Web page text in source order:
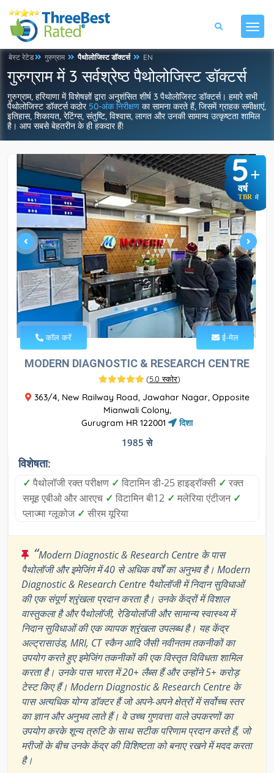
बेस्ट रेटेड गुरुग्राम पैथोलोजिस्ट डॉक्टर्स EN
गुरुग्राम में 3 सर्वश्रेष्ठ पैथोलोजिस्ट डॉक्टर्स
गुरुग्राम, हरियाणा में विशेषज्ञों द्वारा अनुशंसित शीर्ष 3 पैथोलोजिस्ट डॉक्टर्स। हमारे सभी
पैथोलोजिस्ट डॉक्टर्स कठोर 50-अंक निरीक्षण का सामना करते हैं, जिसमें ग्राहक समीक्षाएं,
इतिहास, शिकायत, रेटिंग्स, संतुष्टि, विश्वास, लागत और उनकी सामान्य उत्कृष्टता शामिल
है। आप सबसे बेहतरीन के ही हकदार हैं!
5+
वर्ष
TBR में
कॉल करें ई-मेल
MODERN DIAGNOSTIC & RESEARCH CENTRE
(5.0 स्कोर)
363/4, New Railway Road, Jawahar Nagar, Opposite
Mianwali Colony,
Gurugram HR 122001
दिशा
1985 से
विशेषता:
✓ पैथोलॉजी रक्त परीक्षण ✓ विटामिन डी-25 हाइड्रॉक्सी ✓ रक्त
समूह एबीओ और आरएच ✓ विटामिन बी12 ✓ मलेरिया एंटीजन ✓
प्लाज्मा ग्लूकोज ✓ सीरम यूरिया
“Modern Diagnostic & Research Centre के पास
पैथोलॉजी और इमेजिंग में 40 से अधिक वर्षों का अनुभव है। Modern
Diagnostic & Research Centre पैथोलॉजी में निदान सुविधाओं
की एक संपूर्ण श्रृंखला प्रदान करता है। उनके केंद्रों में विशाल
वास्तुकला है और पैथोलॉजी, रेडियोलॉजी और सामान्य स्वास्थ्य में
निदान सुविधाओं की एक व्यापक श्रृंखला उपलब्ध है। यह केंद्र
अल्ट्रासाउंड, MRI, CT स्कैन आदि जैसी नवीनतम तकनीकों का
उपयोग करते हुए इमेजिंग तकनीकों की एक विस्तृत विविधता शामिल
करता है। उनके पास भारत में 20+ लैब्स हैं और उन्होंने 5+ करोड़
टेस्ट किए हैं। Modern Diagnostic & Research Centre के
पास अत्यधिक योग्य डॉक्टर हैं जो अपने-अपने क्षेत्रों में सर्वोच्च स्तर
का ज्ञान और अनुभव लाते हैं। वे उच्च गुणवत्ता वाले उपकरणों का
उपयोग करके शून्य त्रुटि के साथ सटीक परिणाम प्रदान करते हैं, जो
मरीजों के बीच उनके केंद्र की विशिष्टता को बनाए रखने में मदद करता
है।